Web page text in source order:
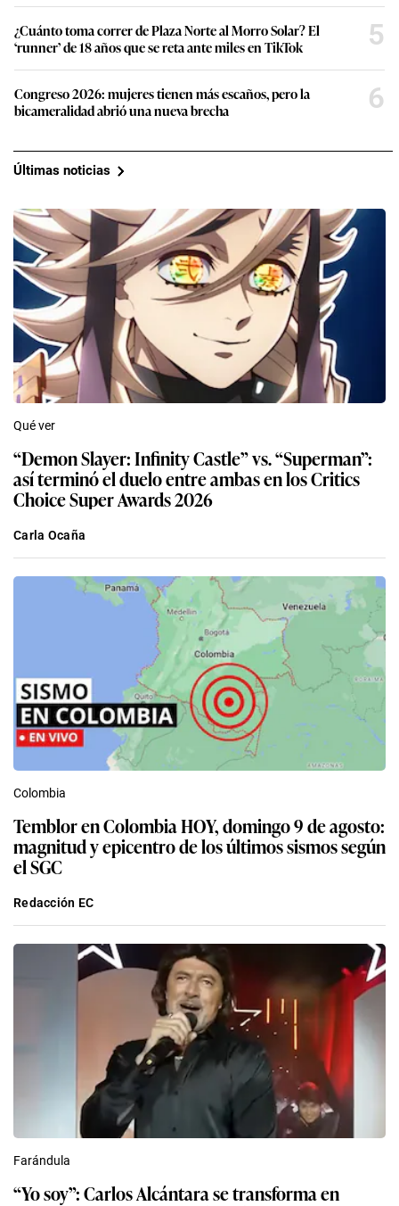
¿Cuánto toma correr de Plaza Norte al Morro Solar? El
‘runner’ de 18 años que se reta ante miles en TikTok
5
Congreso 2026: mujeres tienen más escaños, pero la
bicameralidad abrió una nueva brecha
6
Últimas noticias
Qué ver
“Demon Slayer: Infinity Castle” vs. “Superman”:
así terminó el duelo entre ambas en los Critics
Choice Super Awards 2026
Carla Ocaña
Colombia
Temblor en Colombia HOY, domingo 9 de agosto:
magnitud y epicentro de los últimos sismos según
el SGC
Redacción EC
Farándula
“Yo soy”: Carlos Alcántara se transforma en